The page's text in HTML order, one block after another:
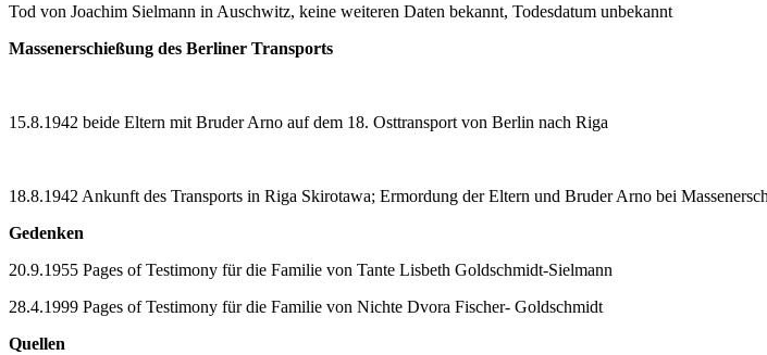
Tod von Joachim Sielmann in Auschwitz, keine weiteren Daten bekannt, Todesdatum unbekannt
Massenerschießung des Berliner Transports
15.8.1942 beide Eltern mit Bruder Arno auf dem 18. Osttransport von Berlin nach Riga
18.8.1942 Ankunft des Transports in Riga Skirotawa; Ermordung der Eltern und Bruder Arno bei
Gedenken
20.9.1955 Pages of Testimony für die Familie von Tante Lisbeth Goldschmidt-Sielmann
28.4.1999 Pages of Testimony für die Familie von Nichte Dvora Fischer- Goldschmidt
Quellen